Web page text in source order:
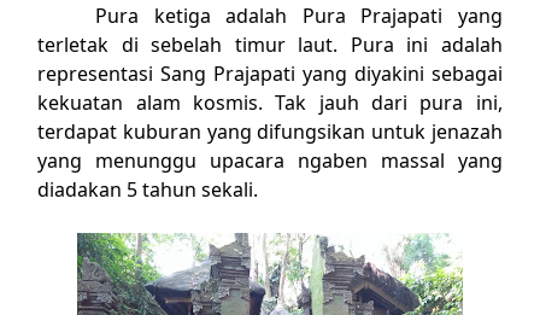
Pura ketiga adalah Pura Prajapati yang
terletak di sebelah timur laut. Pura ini adalah
representasi Sang Prajapati yang diyakini sebagai
kekuatan alam kosmis. Tak jauh dari pura ini,
terdapat kuburan yang difungsikan untuk jenazah
yang menunggu upacara ngaben massal yang
diadakan 5 tahun sekali.